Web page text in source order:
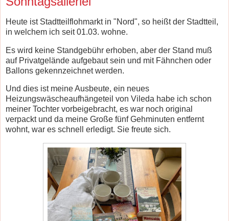
Heute ist Stadtteilflohmarkt in "Nord", so heißt der Stadtteil,
in welchem ich seit 01.03. wohne.
Es wird keine Standgebühr erhoben, aber der Stand muß
auf Privatgelände aufgebaut sein und mit Fähnchen oder
Ballons gekennzeichnet werden.
Und dies ist meine Ausbeute, ein neues
Heizungswäscheaufhängeteil von Vileda habe ich schon
meiner Tochter vorbeigebracht, es war noch original
verpackt und da meine Große fünf Gehminuten entfernt
wohnt, war es schnell erledigt. Sie freute sich.